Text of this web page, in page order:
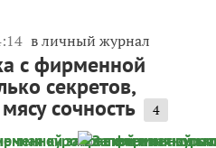
в личный журнал
с фирменной
секретов,
сочность 4